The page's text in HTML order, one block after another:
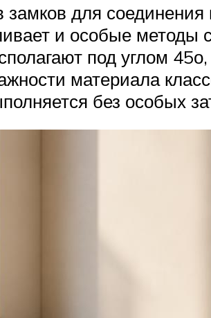
замков для
и особые методы
под углом
материала
без особых